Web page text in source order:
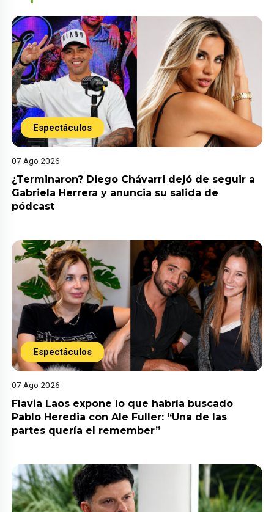
Espectáculos
07 Ago 2026
¿Terminaron? Diego Chávarri dejó de seguir a
Gabriela Herrera y anuncia su salida de
pódcast
Espectáculos
07 Ago 2026
Flavia Laos expone lo que habría buscado
Pablo Heredia con Ale Fuller: “Una de las
partes quería el remember”